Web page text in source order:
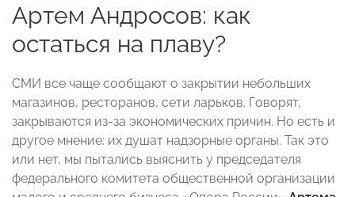
Артем Андросов: как
остаться на плаву?
СМИ все чаще сообщают о закрытии небольших
магазинов, ресторанов, сети ларьков. Говорят,
закрываются из-за экономических причин. Но есть и
другое мнение: их душат надзорные органы. Так это
или нет, мы пытались выяснить у председателя
федерального комитета общественной организации